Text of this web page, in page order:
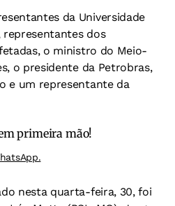
da Universidade
representantes dos
o ministro do Meio-
o presidente da Petrobras,
e um representante da
primeira mão!
nesta quarta-feira, 30, foi